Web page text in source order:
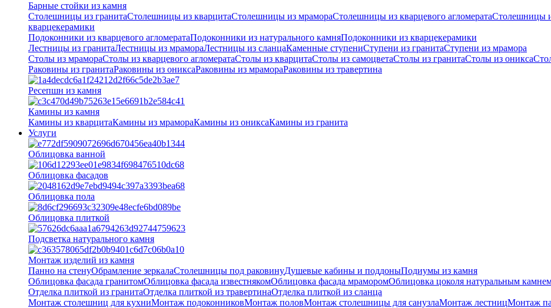
Барные стойки из камня
Столешницы из гранитаСтолешницы из кварцитаСтолешницы из мрамораСтолешницы из кварцевого агломератаCтолешницы
кварцекерамики
Подоконники из кварцевого агломератаПодоконники из натурального камняПодоконники из кварцекерамики
Лестницы из гранитаЛестницы из мрамораЛестницы из сланцаКаменные ступениСтупени из гранитаСтупени из мрамора
Столы из мрамораСтолы из кварцевого агломератаСтолы из кварцитаСтолы из самоцветаСтолы из гранитаСтолы из оникса
Раковины из гранитаРаковины из ониксаРаковины из мрамораРаковины из травертина
Ресепшн из камня
Камины из камня
Камины из кварцитаКамины из мрамораКамины из ониксаКамины из гранита
Услуги
Облицовка ванной
Облицовка фасадов
Облицовка пола
Облицовка плиткой
Подсветка натурального камня
Монтаж изделий из камня
Панно на стенуОбрамление зеркалаСтолешницы под раковинуДушевые кабины и поддоныПодиумы из камня
Облицовка фасада гранитомОблицовка фасада известнякомОблицовка фасада мраморомОблицовка цоколя натуральным
Отделка плиткой из гранитаОтделка плиткой из травертинаОтделка плиткой из сланца
Монтаж столешниц для кухниМонтаж подоконниковМонтаж половМонтаж столешницы для санузлаМонтаж лестницМонтаж